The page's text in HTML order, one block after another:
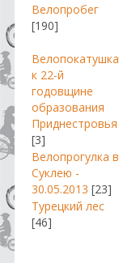
Велопробег
[190]
Велопокатушка
к 22-й
годовщине
образования
Приднестровья
[3]
Велопрогулка в
Суклею -
30.05.2013 [23]
Турецкий лес
[46]